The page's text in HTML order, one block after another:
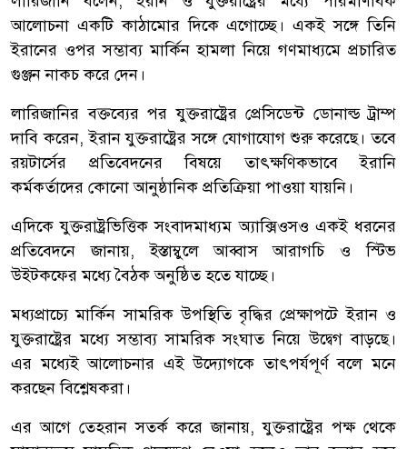
আলোচনা একটি কাঠামোর দিকে এগোচ্ছে। একই সঙ্গে তিনি
ইরানের ওপর সম্ভাব্য মার্কিন হামলা নিয়ে গণমাধ্যমে প্রচারিত
গুঞ্জন নাকচ করে দেন।
লারিজানির বক্তব্যের পর যুক্তরাষ্ট্রের প্রেসিডেন্ট ডোনাল্ড ট্রাম্প
দাবি করেন, ইরান যুক্তরাষ্ট্রের সঙ্গে যোগাযোগ শুরু করেছে। তবে
রয়টার্সের প্রতিবেদনের বিষয়ে তাৎক্ষণিকভাবে ইরানি
কর্মকর্তাদের কোনো আনুষ্ঠানিক প্রতিক্রিয়া পাওয়া যায়নি।
এদিকে যুক্তরাষ্ট্রভিত্তিক সংবাদমাধ্যম অ্যাক্সিওসও একই ধরনের
প্রতিবেদনে জানায়, ইস্তাম্বুলে আব্বাস আরাগচি ও স্টিভ
উইটকফের মধ্যে বৈঠক অনুষ্ঠিত হতে যাচ্ছে।
মধ্যপ্রাচ্যে মার্কিন সামরিক উপস্থিতি বৃদ্ধির প্রেক্ষাপটে ইরান ও
যুক্তরাষ্ট্রের মধ্যে সম্ভাব্য সামরিক সংঘাত নিয়ে উদ্বেগ বাড়ছে।
এর মধ্যেই আলোচনার এই উদ্যোগকে তাৎপর্যপূর্ণ বলে মনে
করছেন বিশ্লেষকরা।
এর আগে তেহরান সতর্ক করে জানায়, যুক্তরাষ্ট্রের পক্ষ থেকে